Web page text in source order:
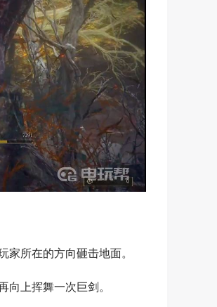
所在的方向砸击地面。
上挥舞一次巨剑。